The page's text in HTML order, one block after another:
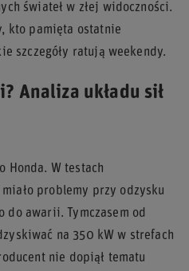
świateł w złej widoczności.
kto pamięta ostatnie
szczegóły ratują weekendy.
Analiza układu sił
Honda. W testach
problemy przy odzysku
do awarii. Tymczasem od
na 350 kW w strefach
nie dopiął tematu